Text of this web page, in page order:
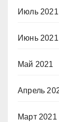
Июль 2021
Июнь 2021
Май 2021
Апрель
Март 2021